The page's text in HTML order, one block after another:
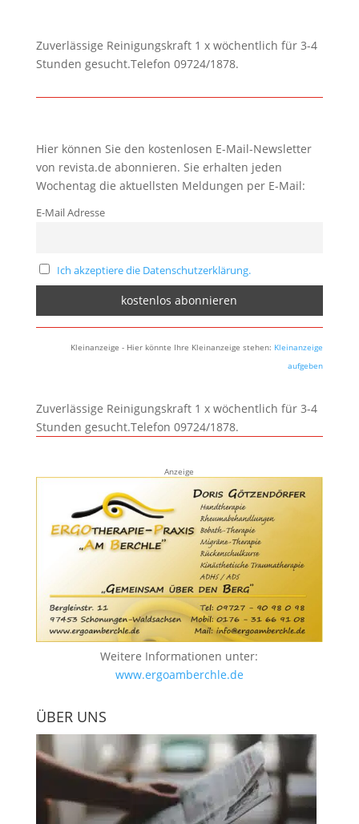
Zuverlässige Reinigungskraft 1 x wöchentlich für 3-4
Stunden gesucht.Telefon 09724/1878.
Hier können Sie den kostenlosen E-Mail-Newsletter
von revista.de abonnieren. Sie erhalten jeden
Wochentag die aktuellsten Meldungen per E-Mail:
E-Mail Adresse
Ich akzeptiere die Datenschutzerklärung.
Kleinanzeige - Hier könnte Ihre Kleinanzeige stehen: Kleinanzeige
aufgeben
Zuverlässige Reinigungskraft 1 x wöchentlich für 3-4
Stunden gesucht.Telefon 09724/1878.
Anzeige
Weitere Informationen unter:
www.ergoamberchle.de
ÜBER UNS